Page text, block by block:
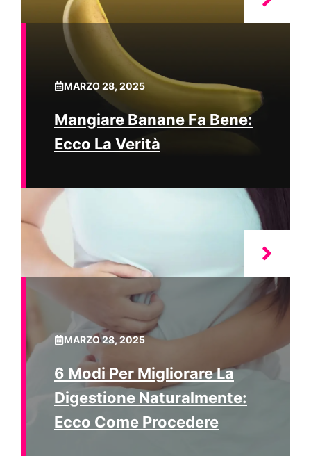
MARZO 28, 2025
Mangiare Banane Fa Bene:
Ecco La Verità
MARZO 28, 2025
6 Modi Per Migliorare La
Digestione Naturalmente:
Ecco Come Procedere